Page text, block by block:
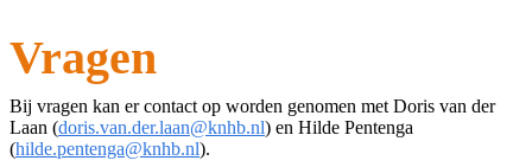
Vragen
Bij vragen kan er contact op worden genomen met Doris van der
Laan (doris.van.der.laan@knhb.nl) en Hilde Pentenga
(hilde.pentenga@knhb.nl).